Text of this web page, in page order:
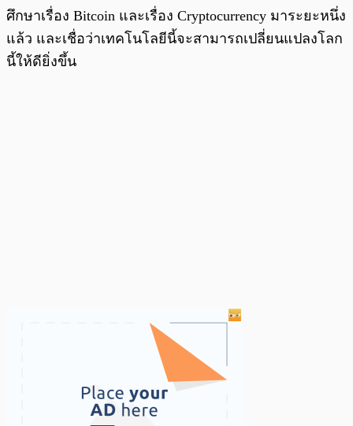
ศึกษาเรื่อง Bitcoin และเรื่อง Cryptocurrency มาระยะหนึ่ง
แล้ว และเชื่อว่าเทคโนโลยีนี้จะสามารถเปลี่ยนแปลงโลก
นี้ให้ดียิ่งขึ้น